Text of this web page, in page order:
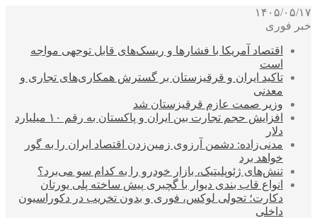
۱۴۰۵/۰۵/۱۷
خبر فوری
اقتصاد آمریکا با فشارها و ریسک‌های قابل توجهی مواجه
است
تاکید ایران و قرقیزستان بر گسترش همکاری‌های تجاری و
معدنی
وزیر صمت عازم قرقیزستان شد
افزایش حجم تجارت بین ایران و پاکستان به رقم ۱۰ میلیارد
دلار
مدنی‌زاده: دشمن آرزوی زمین‌زدن اقتصاد ایران را به گور
خواهد برد
تنش‌های ژئوپلیتیک، بازار خودرو را به کدام سو می‌برد؟
انواع قاب بندی دیوار با گچبری پیش ساخته پلی یورتان
دکارت؛ تحولی لوکس، فوری و بدون تخریب در دکوراسیون
داخلی